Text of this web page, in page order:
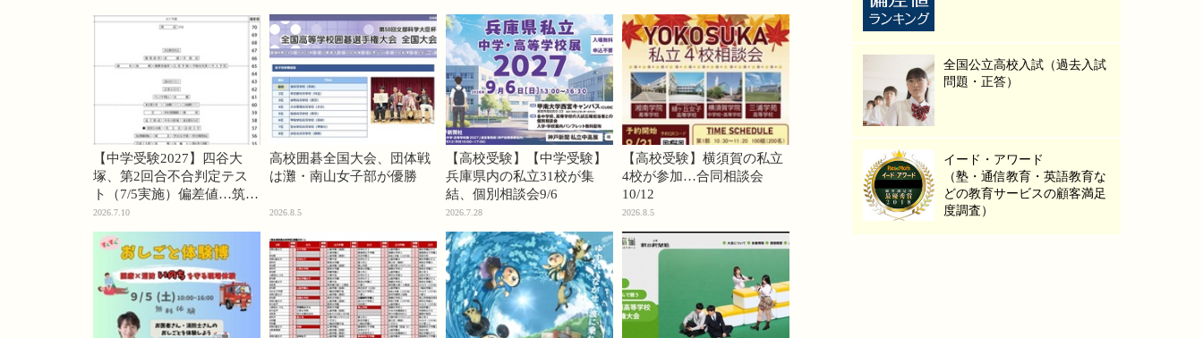
【中学受験2027】四谷大
塚、第2回合不合判定テス
ト（7/5実施）偏差値…筑駒
74・桜蔭70＜PR＞
2026.7.10
高校囲碁全国大会、団体戦
は灘・南山女子部が優勝
2026.8.5
【高校受験】【中学受験】
兵庫県内の私立31校が集
結、個別相談会9/6
2026.7.28
【高校受験】横須賀の私立
4校が参加…合同相談会
10/12
2026.8.5
全国公立高校入試（過去入試
問題・正答）
イード・アワード
（塾・通信教育・英語教育な
どの教育サービスの顧客満足
度調査）